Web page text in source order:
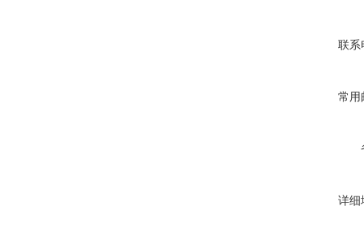
联系
常用
详细